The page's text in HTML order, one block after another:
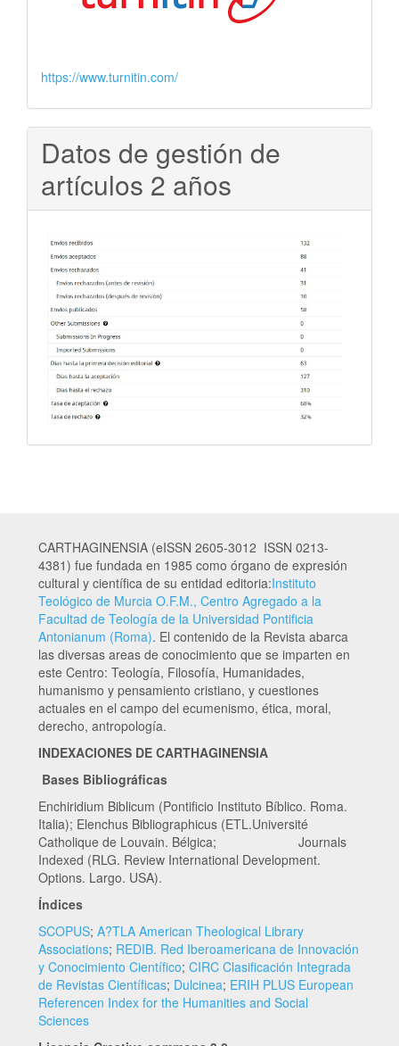
https://www.turnitin.com/
Datos de gestión de
artículos 2 años
CARTHAGINENSIA (eISSN 2605-3012 ISSN 0213-
4381) fue fundada en 1985 como órgano de expresión
cultural y científica de su entidad editoria:Instituto
Teológico de Murcia O.F.M., Centro Agregado a la
Facultad de Teología de la Universidad Pontificia
Antonianum (Roma). El contenido de la Revista abarca
las diversas areas de conocimiento que se imparten en
este Centro: Teología, Filosofía, Humanidades,
humanismo y pensamiento cristiano, y cuestiones
actuales en el campo del ecumenismo, ética, moral,
derecho, antropología.
INDEXACIONES DE CARTHAGINENSIA
Bases Bibliográficas
Enchiridium Biblicum (Pontificio Instituto Bíblico. Roma.
Italia); Elenchus Bibliographicus (ETL.Université
Catholique de Louvain. Bélgica; Journals
Indexed (RLG. Review International Development.
Options. Largo. USA).
Índices
SCOPUS; A?TLA American Theological Library
Associations; REDIB. Red Iberoamericana de Innovación
y Conocimiento Científico; CIRC Clasificación Integrada
de Revistas Científicas; Dulcinea; ERIH PLUS European
Referencen Index for the Humanities and Social
Sciences